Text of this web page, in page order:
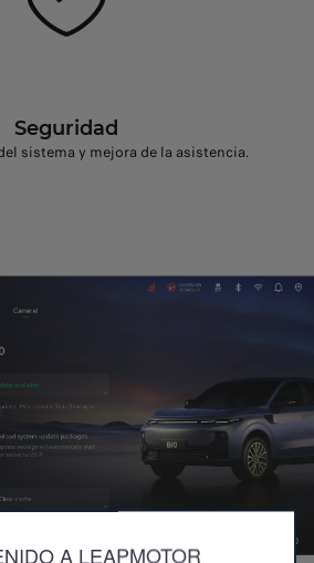
Seguridad
sistema y mejora de la asistencia.
A LEAPMOTOR